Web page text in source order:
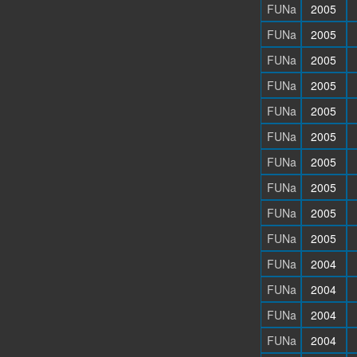
FUNa
2005
FUNa
2005
FUNa
2005
FUNa
2005
FUNa
2005
FUNa
2005
FUNa
2005
FUNa
2005
FUNa
2005
FUNa
2005
FUNa
2004
FUNa
2004
FUNa
2004
FUNa
2004